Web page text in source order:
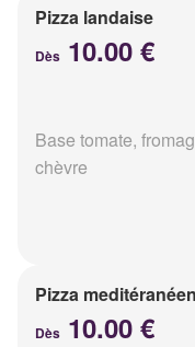
Pizza landaise
Dès 10.00 €
Base tomate,
chèvre
Pizza
Dès 10.00 €